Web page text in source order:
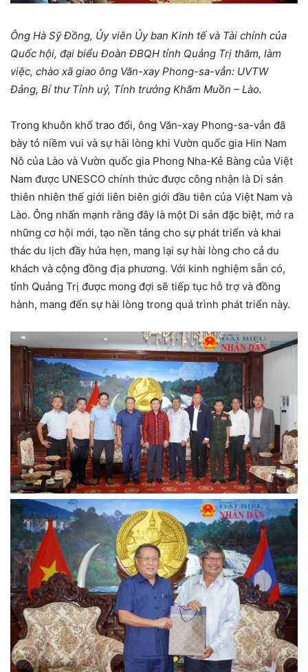
Ông Hà Sỹ Đồng, Ủy viên Ủy ban Kinh tế và Tài chính của
Quốc hội, đại biểu Đoàn ĐBQH tỉnh Quảng Trị thăm, làm
việc, chào xã giao ông Văn-xay Phong-sa-vẳn: UVTW
Đảng, Bí thư Tỉnh uỷ, Tỉnh trưởng Khăm Muồn – Lào.
Trong khuôn khổ trao đổi, ông Văn-xay Phong-sa-vẳn đã
bày tỏ niềm vui và sự hài lòng khi Vườn quốc gia Hin Nam
Nô của Lào và Vườn quốc gia Phong Nha-Kẻ Bàng của Việt
Nam được UNESCO chính thức được công nhận là Di sản
thiên nhiên thế giới liên biên giới đầu tiên của Việt Nam và
Lào. Ông nhấn mạnh rằng đây là một Di sản đặc biệt, mở ra
những cơ hội mới, tạo nền tảng cho sự phát triển và khai
thác du lịch đầy hứa hẹn, mang lại sự hài lòng cho cả du
khách và cộng đồng địa phương. Với kinh nghiệm sẵn có,
tỉnh Quảng Trị được mong đợi sẽ tiếp tục hỗ trợ và đồng
hành, mang đến sự hài lòng trong quá trình phát triển này.